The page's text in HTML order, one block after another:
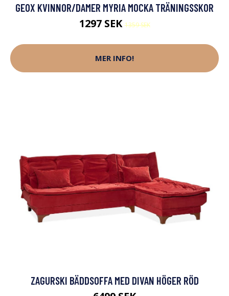
GEOX KVINNOR/DAMER MYRIA MOCKA TRÄNINGSSKOR
1297 SEK1359 SEK
MER INFO!
ZAGURSKI BÄDDSOFFA MED DIVAN HÖGER RÖD